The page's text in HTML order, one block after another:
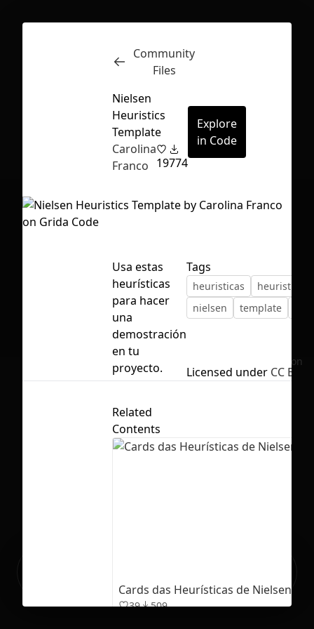
First Loading might take a while
depending on your file size.
Inspect
No selection
Community
Files
Nielsen
Heuristics
Template
Carolina
Franco 19774
Explore
in Code
Usa estas
heurísticas
para hacer
una
demostración
en tu
proyecto.
Tags
heuristicas
heuristics
nielsen
template
Licensed under CC BY
Related
Contents
Cards das Heurísticas de Nielsen
39 509